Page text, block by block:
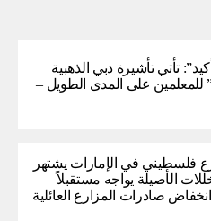
تأتي تأشيرة دبي الذهبية
للمعلمين على المدى الطويل –
فلسطيني في الإمارات يشتهر
الأصيلة يواجه مستقبلاً
صادرات المزارع العائلية